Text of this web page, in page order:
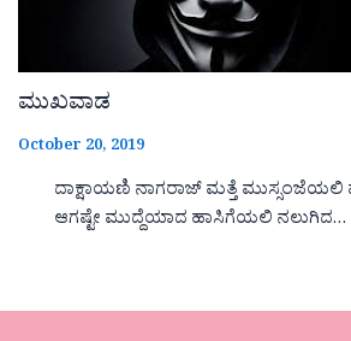
ಮುಖವಾಡ
October 20, 2019
ದಾಕ್ಷಾಯಣಿ ನಾಗರಾಜ್ ಮತ್ತೆ ಮುಸ್ಸಂಜೆಯಲಿ
ಆಗಷ್ಟೇ ಮುದ್ದೆಯಾದ ಹಾಸಿಗೆಯಲಿ ನಲುಗಿದ…